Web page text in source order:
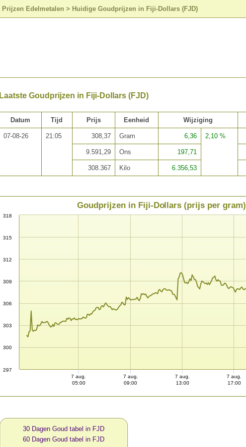
Prijzen Edelmetalen > Huidige Goudprijzen in Fiji-Dollars (FJD)
Laatste Goudprijzen in Fiji-Dollars (FJD)
Datum Tijd Prijs Eenheid Wijziging
07-08-26 21:05 308,37 Gram 6,36 2,10 %
9.591,29 Ons 197,71
308.367 Kilo 6.356,53
Goudprijzen in Fiji-Dollars (prijs per gram)
297
300
303
306
309
312
315
318
7 aug.
05:00
7 aug.
09:00
7 aug.
13:00
7 aug.
17:00
30 Dagen Goud tabel in FJD
60 Dagen Goud tabel in FJD